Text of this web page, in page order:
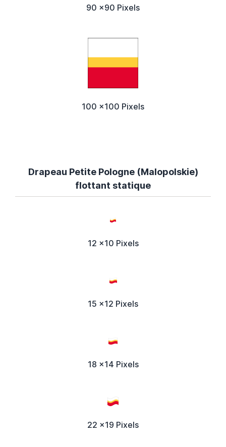
90 x90 Pixels
100 x100 Pixels
Drapeau Petite Pologne (Malopolskie)
flottant statique
12 x10 Pixels
15 x12 Pixels
18 x14 Pixels
22 x19 Pixels